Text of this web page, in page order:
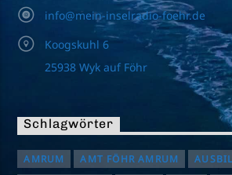
info@mein-inselradio-foehr.de
Koogskuhl 6
25938 Wyk auf Föhr
Schlagwörter
AMRUM AMT FÖHR AMRUM